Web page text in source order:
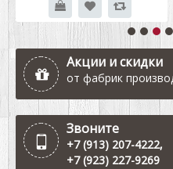
Акции и скидки
от фабрик
Звоните
+7 (913) 207-4222,
+7 (923) 227-9269